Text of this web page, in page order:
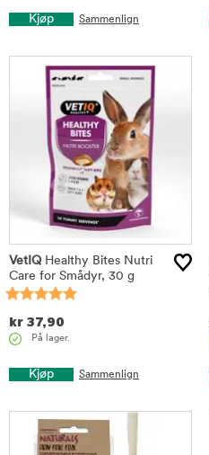
Kjøp Sammenlign
VetIQHealthy Bites Nutri
Care for Smådyr, 30 g
kr 37,90
På lager.
Kjøp Sammenlign